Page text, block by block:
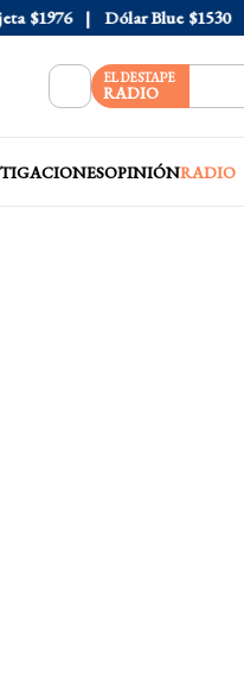
$1976 Dólar Blue $1530
EL DESTAPE
RADIO
OPINIÓNRADIO